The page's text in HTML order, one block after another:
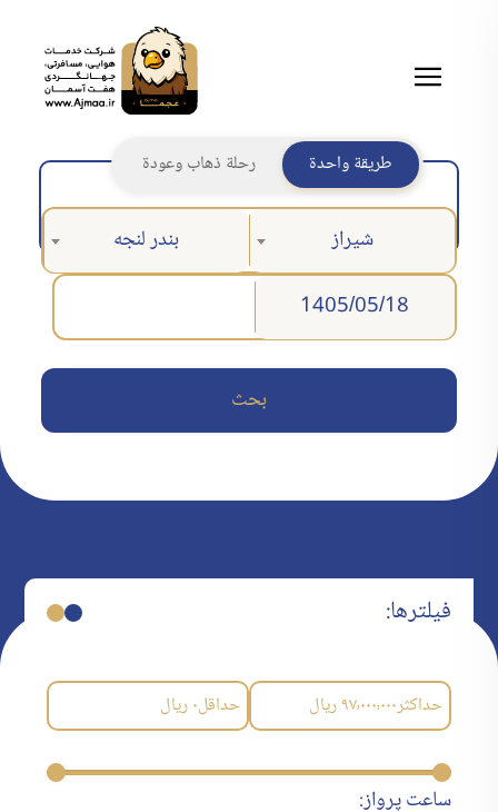
طريقة واحدة رحلة ذهاب وعودة
شيراز بندر لنجه
بحث
فیلترها:
حداکثر۹۷٬۰۰۰٬۰۰۰ریال حداقل۰ریال
ساعت پرواز: